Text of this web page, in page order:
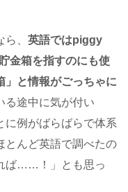
、 英語ではpiggy
金箱を指すのにも使
」と情報がごっちゃに
る途中に気が付い
に例がばらばらで体系
とんど英語で調べたの
ば……！」とも思っ